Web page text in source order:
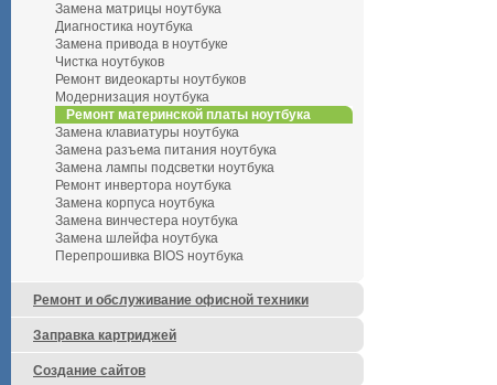
Замена матрицы ноутбука
Диагностика ноутбука
Замена привода в ноутбуке
Чистка ноутбуков
Ремонт видеокарты ноутбуков
Модернизация ноутбука
Ремонт материнской платы ноутбука
Замена клавиатуры ноутбука
Замена разъема питания ноутбука
Замена лампы подсветки ноутбука
Ремонт инвертора ноутбука
Замена корпуса ноутбука
Замена винчестера ноутбука
Замена шлейфа ноутбука
Перепрошивка BIOS ноутбука
Ремонт и обслуживание офисной техники
Заправка картриджей
Создание сайтов